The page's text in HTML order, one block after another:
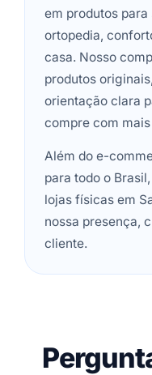
em produtos para
ortopedia,
casa. Nosso
produtos
orientação clara
compre com
Além do e-
para todo o
lojas físicas em
nossa presença,
cliente.